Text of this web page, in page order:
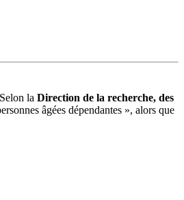
la Direction de la recherche, des
âgées dépendantes », alors que